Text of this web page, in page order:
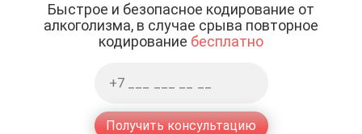
Быстрое и безопасное кодирование от
алкоголизма, в случае срыва повторное
кодирование бесплатно
Получить консультацию